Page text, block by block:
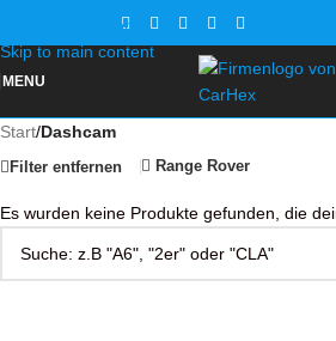
Skip to navigation
Skip to main content
MENU
Start/Dashcam
Filter entfernen Range Rover
Es wurden keine Produkte gefunden, die